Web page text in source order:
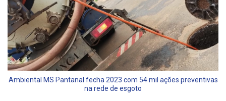
Ambiental MS Pantanal fecha 2023 com 54 mil ações preventivas
na rede de esgoto